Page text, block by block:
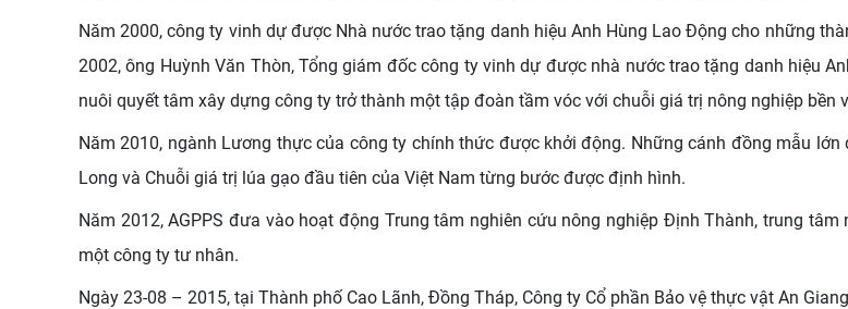
Năm 2000, công ty vinh dự được Nhà nước trao tặng danh hiệu Anh Hùng Lao Động cho những
2002, ông Huỳnh Văn Thòn, Tổng giám đốc công ty vinh dự được nhà nước trao tặng danh hiệu
nuôi quyết tâm xây dựng công ty trở thành một tập đoàn tầm vóc với chuỗi giá trị nông nghiệp bền
Năm 2010, ngành Lương thực của công ty chính thức được khởi động. Những cánh đồng mẫu
Long và Chuỗi giá trị lúa gạo đầu tiên của Việt Nam từng bước được định hình.
Năm 2012, AGPPS đưa vào hoạt động Trung tâm nghiên cứu nông nghiệp Định Thành, trung
một công ty tư nhân.
Ngày 23-08 – 2015, tại Thành phố Cao Lãnh, Đồng Tháp, Công ty Cổ phần Bảo vệ thực vật An